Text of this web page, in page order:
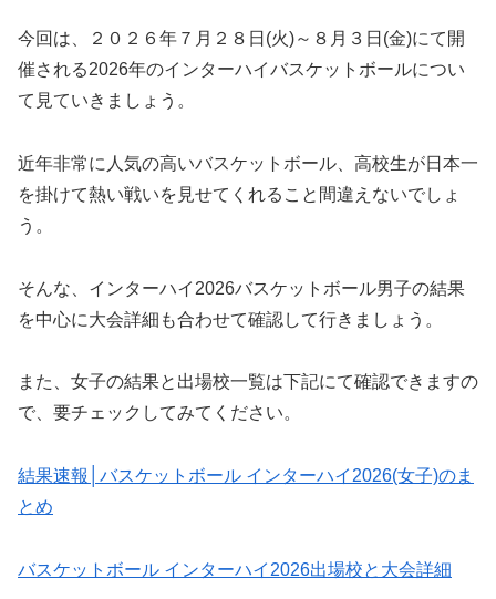
今回は、２０２６年７月２８日(火)～８月３日(金)にて開
催される2026年のインターハイバスケットボールについ
て見ていきましょう。
近年非常に人気の高いバスケットボール、高校生が日本一
を掛けて熱い戦いを見せてくれること間違えないでしょ
う。
そんな、インターハイ2026バスケットボール男子の結果
を中心に大会詳細も合わせて確認して行きましょう。
また、女子の結果と出場校一覧は下記にて確認できますの
で、要チェックしてみてください。
結果速報│バスケットボール インターハイ2026(女子)のま
とめ
バスケットボール インターハイ2026出場校と大会詳細